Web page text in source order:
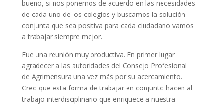
bueno, si nos ponemos de acuerdo en las necesidades
de cada uno de los colegios y buscamos la solución
conjunta que sea positiva para cada ciudadano vamos
a trabajar siempre mejor.
Fue una reunión muy productiva. En primer lugar
agradecer a las autoridades del Consejo Profesional
de Agrimensura una vez más por su acercamiento.
Creo que esta forma de trabajar en conjunto hacen al
trabajo interdisciplinario que enriquece a nuestra